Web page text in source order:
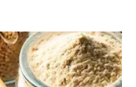
이라면 꼭 끝까지 읽어보세요.귀리
함유된 고영양 식품이에요. 정제된 곡
가며, GI(혈당지수)가 낮아 최근 웰
환경 귀리겨귀리겨 효능 – 왜 이렇게
에는 ‘베타글루칸’이라는 수용성 식